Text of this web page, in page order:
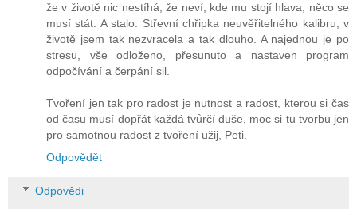
že v životě nic nestíhá, že neví, kde mu stojí hlava, něco se
musí stát. A stalo. Střevní chřipka neuvěřitelného kalibru, v
životě jsem tak nezvracela a tak dlouho. A najednou je po
stresu, vše odloženo, přesunuto a nastaven program
odpočívání a čerpání sil.
Tvoření jen tak pro radost je nutnost a radost, kterou si čas
od času musí dopřát každá tvůrčí duše, moc si tu tvorbu jen
pro samotnou radost z tvoření užij, Peti.
Odpovědět
Odpovědi